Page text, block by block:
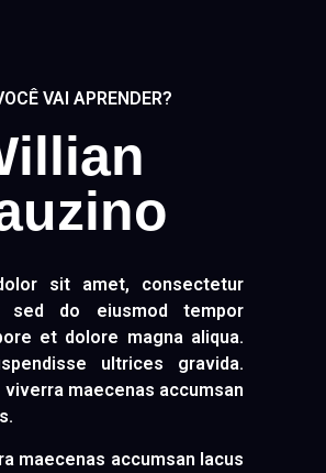
VAI APRENDER?
sit amet, consectetur
sed do eiusmod tempor
et dolore magna aliqua.
ultrices gravida.
viverra maecenas accumsan
maecenas accumsan lacus